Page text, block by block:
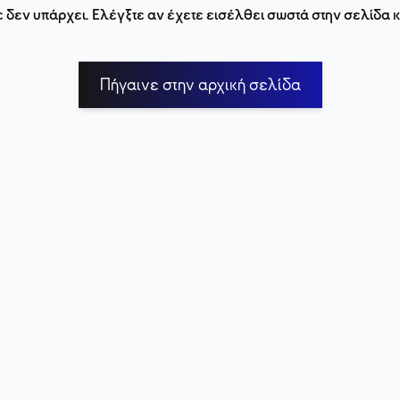
δεν υπάρχει. Ελέγξτε αν έχετε εισέλθει σωστά στην σελίδα
Πήγαινε στην αρχική σελίδα